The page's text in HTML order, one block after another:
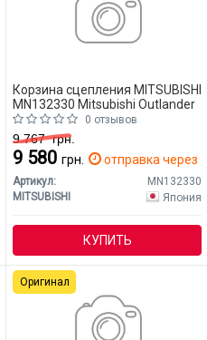
Корзина сцепления MITSUBISHI
MN132330 Mitsubishi Outlander
0 отзывов
9 767грн.
9 580 грн. отправка через
Артикул:
MN132330
MITSUBISHI
Япония
КУПИТЬ
Оригинал